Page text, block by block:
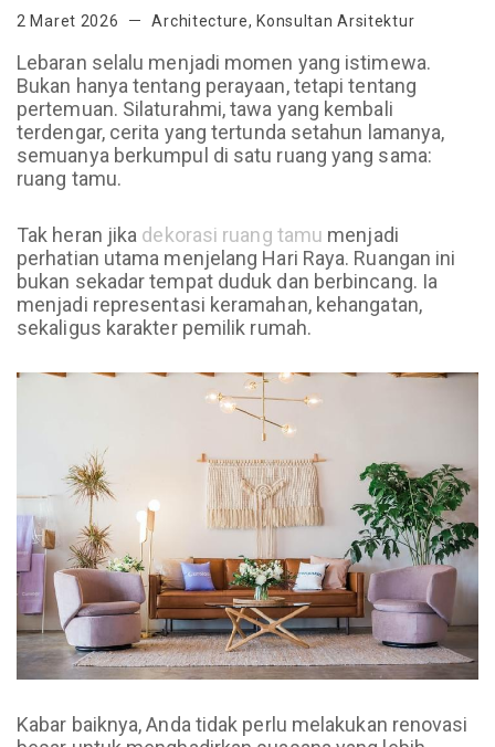
2 Maret 2026 Architecture, Konsultan Arsitektur
Lebaran selalu menjadi momen yang istimewa.
Bukan hanya tentang perayaan, tetapi tentang
pertemuan. Silaturahmi, tawa yang kembali
terdengar, cerita yang tertunda setahun lamanya,
semuanya berkumpul di satu ruang yang sama:
ruang tamu.
Tak heran jika dekorasi ruang tamu menjadi
perhatian utama menjelang Hari Raya. Ruangan ini
bukan sekadar tempat duduk dan berbincang. Ia
menjadi representasi keramahan, kehangatan,
sekaligus karakter pemilik rumah.
Kabar baiknya, Anda tidak perlu melakukan renovasi